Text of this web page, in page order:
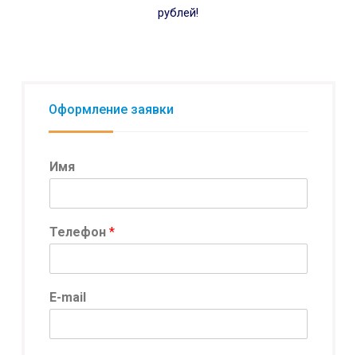
рублей!
Оформление заявки
Имя
Телефон *
E-mail